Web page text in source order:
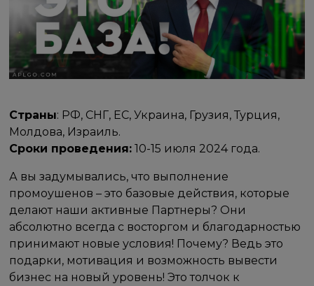
Страны: РФ, СНГ, ЕС, Украина, Грузия, Турция,
Молдова, Израиль.
Сроки проведения: 10-15 июля 2024 года.
А вы задумывались, что выполнение
промоушенов – это базовые действия, которые
делают наши активные Партнеры? Они
абсолютно всегда с восторгом и благодарностью
принимают новые условия! Почему? Ведь это
подарки, мотивация и возможность вывести
бизнес на новый уровень! Это толчок к